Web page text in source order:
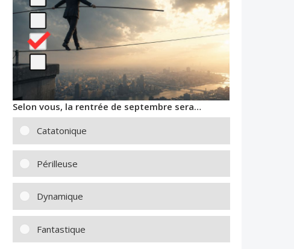
Selon vous, la rentrée de septembre sera…
Catatonique
Périlleuse
Dynamique
Fantastique